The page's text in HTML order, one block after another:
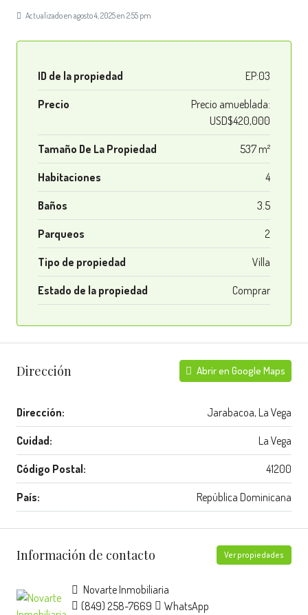
Actualizado en agosto 4, 2025 en 2:55 pm
ID de la propiedad EP:03
Precio
Precio amueblada:
USD$420,000
Tamaño De La Propiedad 537 m²
Habitaciones 4
Baños 3.5
Parqueos 2
Tipo de propiedad Villa
Estado de la propiedad Comprar
Dirección Abrir en Google Maps
Dirección: Jarabacoa, La Vega
Cuidad: La Vega
Código Postal: 41200
País: República Dominicana
Información de contacto Ver propiedades
Novarte Inmobiliaria
(849) 258-7669
WhatsApp